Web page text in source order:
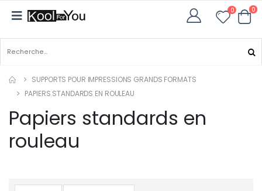
0 0
SUPPORTS POUR IMPRESSIONS GRANDS FORMATS
PAPIERS STANDARDS EN ROULEAU
Papiers standards en
rouleau